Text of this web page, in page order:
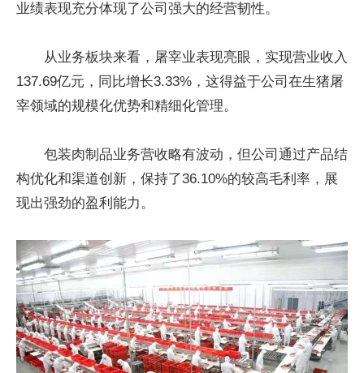
业绩表现充分体现了公司强大的经营韧性。
从业务板块来看，屠宰业表现亮眼，实现营业收入
137.69亿元，同比增长3.33%，这得益于公司在生猪屠
宰领域的规模化优势和精细化管理。
包装肉制品业务营收略有波动，但公司通过产品结
构优化和渠道创新，保持了36.10%的较高毛利率，展
现出强劲的盈利能力。